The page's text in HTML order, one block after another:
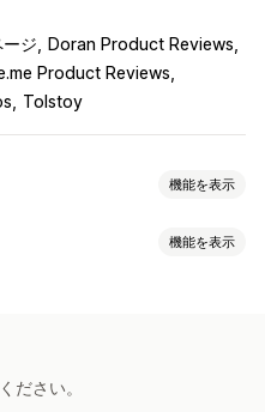
ジ
Doran Product Reviews
Product Reviews
Tolstoy
機能を表示
カスタムURL
機能を表示
ださい。